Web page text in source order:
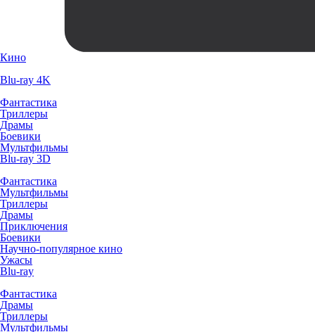
Кино
Blu-ray 4K
Фантастика
Триллеры
Драмы
Боевики
Мультфильмы
Blu-ray 3D
Фантастика
Мультфильмы
Триллеры
Драмы
Приключения
Боевики
Научно-популярное кино
Ужасы
Blu-ray
Фантастика
Драмы
Триллеры
Мультфильмы